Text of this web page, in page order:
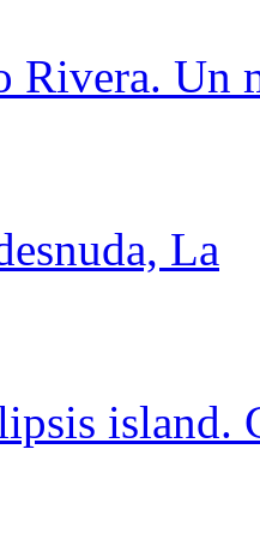
Rivera. Un
La
island.